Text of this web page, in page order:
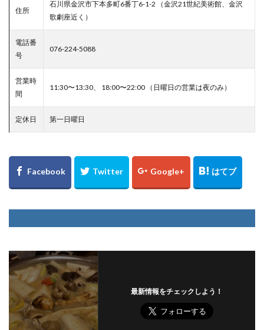
住所
石川県金沢市下本多町6番丁6-1-2 （金沢21世紀美術館、金沢
歌劇座近く）
電話番
号
076-224-5088
営業時
間
11:30〜13:30、 18:00〜22:00 （日曜日の営業は夜のみ）
定休日 第一日曜日
最新情報をチェックしよう！